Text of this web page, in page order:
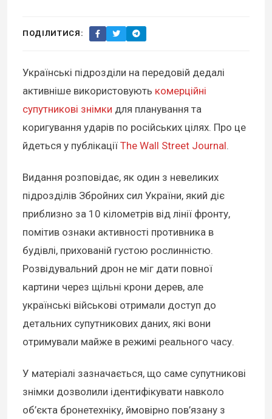
ПОДІЛИТИСЯ:
Українські підрозділи на передовій дедалі
активніше використовують комерційні
супутникові знімки для планування та
коригування ударів по російських цілях. Про це
йдеться у публікації The Wall Street Journal.
Видання розповідає, як один з невеликих
підрозділів Збройних сил України, який діє
приблизно за 10 кілометрів від лінії фронту,
помітив ознаки активності противника в
будівлі, прихованій густою рослинністю.
Розвідувальний дрон не міг дати повної
картини через щільні крони дерев, але
українські військові отримали доступ до
детальних супутникових даних, які вони
отримували майже в режимі реального часу.
У матеріалі зазначається, що саме супутникові
знімки дозволили ідентифікувати навколо
об’єкта бронетехніку, ймовірно пов’язану з